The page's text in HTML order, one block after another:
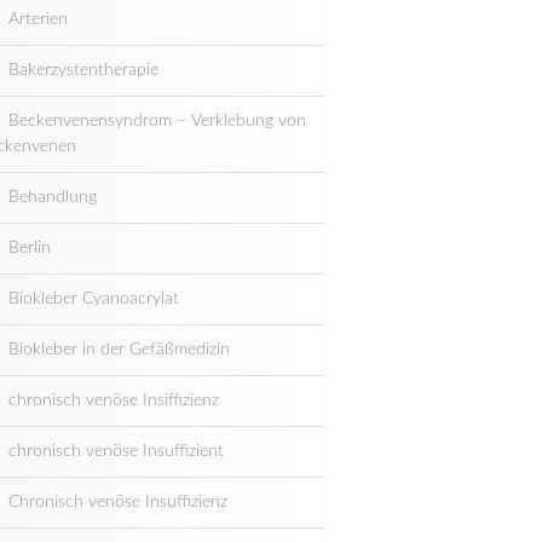
Arterien
Bakerzystentherapie
Beckenvenensyndrom – Verklebung von
Behandlung
Berlin
Biokleber Cyanoacrylat
Biokleber in der Gefäßmedizin
chronisch venöse Insiffizienz
chronisch venöse Insuffizient
Chronisch venöse Insuffizienz